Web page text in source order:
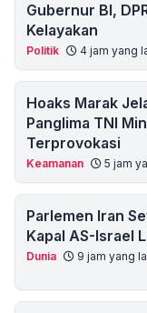
Gubernur BI,
Kelayakan
Politik 4 jam yang
Hoaks Marak
Panglima TNI
Terprovokasi
Keamanan 5 jam
Parlemen Iran
Kapal AS-Israel
Dunia 9 jam yang